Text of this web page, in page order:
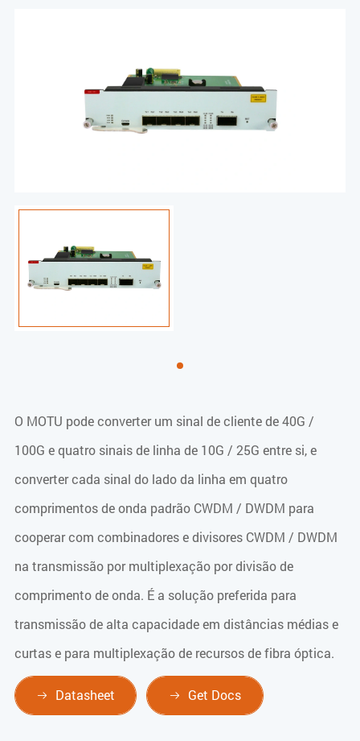
O MOTU pode converter um sinal de cliente de 40G /
100G e quatro sinais de linha de 10G / 25G entre si, e
converter cada sinal do lado da linha em quatro
comprimentos de onda padrão CWDM / DWDM para
cooperar com combinadores e divisores CWDM / DWDM
na transmissão por multiplexação por divisão de
comprimento de onda. É a solução preferida para
transmissão de alta capacidade em distâncias médias e
curtas e para multiplexação de recursos de fibra óptica.
 Datasheet  Get Docs